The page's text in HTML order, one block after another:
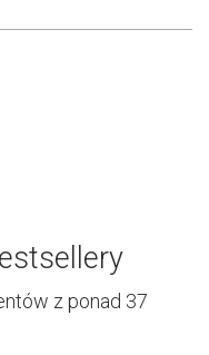
z ponad 37